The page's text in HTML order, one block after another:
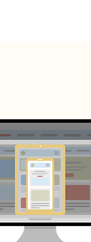
בניית אתרים